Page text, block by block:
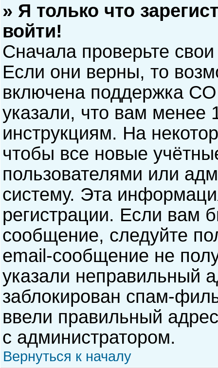
» Я только что
войти!
Сначала проверьте
Если они верны, то
включена поддержка
указали, что вам менее
инструкциям. На
чтобы все новые
пользователями или
систему. Эта
регистрации. Если вам
сообщение, следуйте
email-сообщение не
указали неправильный
заблокирован спам-
ввели правильный
с администратором.
Вернуться к началу